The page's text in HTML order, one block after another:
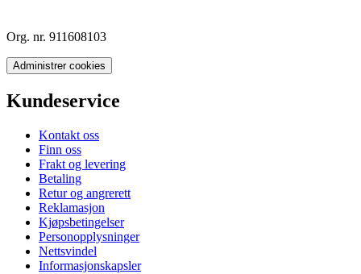
Org. nr. 911608103
Administrer cookies
Kundeservice
Kontakt oss
Finn oss
Frakt og levering
Betaling
Retur og angrerett
Reklamasjon
Kjøpsbetingelser
Personopplysninger
Nettsvindel
Informasjonskapsler